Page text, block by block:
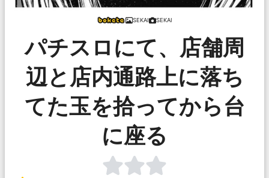
SEKAI SEKAI
パチスロにて、店舗周
辺と店内通路上に落ち
てた玉を拾ってから台
に座る